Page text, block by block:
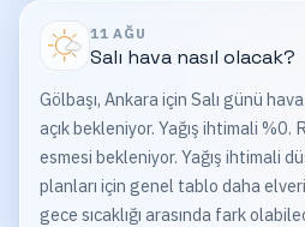
11 AĞU
Salı hava nasıl olacak?
Gölbaşı, Ankara için Salı günü
açık bekleniyor. Yağış ihtimali
esmesi bekleniyor. Yağış ihtimali
planları için genel tablo daha
gece sıcaklığı arasında fark